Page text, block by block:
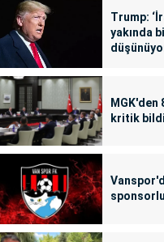
Trump:
yakında
MGK'den
kritik